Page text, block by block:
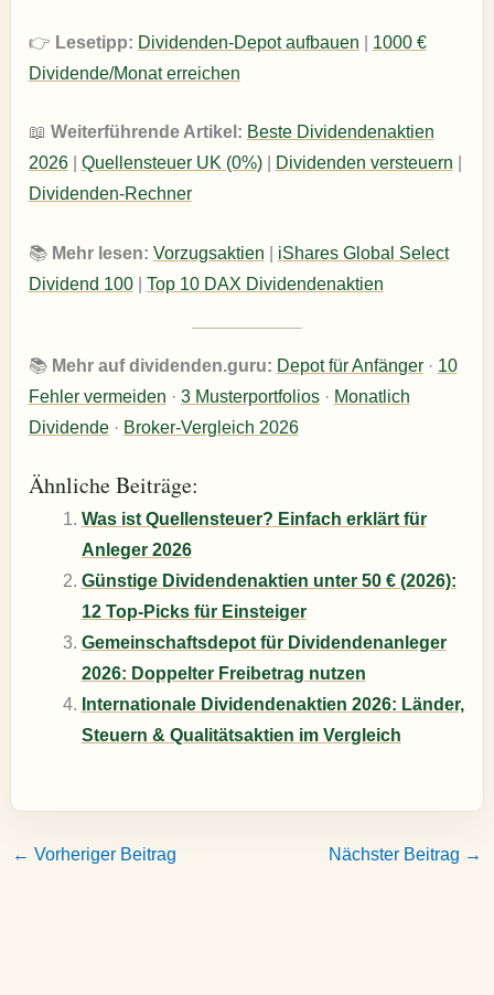
👉 Lesetipp: Dividenden-Depot aufbauen
1000 €
Dividende/Monat erreichen
📖 Weiterführende Artikel: Beste Dividendenaktien
2026| Quellensteuer UK (0%)| Dividenden versteuern
Dividenden-Rechner
📚 Mehr lesen: Vorzugsaktien
iShares Global Select
Dividend 100| Top 10 DAX Dividendenaktien
📚 Mehr auf dividenden.guru: Depot für Anfänger· 10
Fehler vermeiden · 3 Musterportfolios· Monatlich
Dividende· Broker-Vergleich 2026
Ähnliche Beiträge:
Was ist Quellensteuer? Einfach erklärt für
Anleger 2026
Günstige Dividendenaktien unter 50 € (2026):
12 Top-Picks für Einsteiger
Gemeinschaftsdepot für Dividendenanleger
2026: Doppelter Freibetrag nutzen
Internationale Dividendenaktien 2026: Länder,
Steuern & Qualitätsaktien im Vergleich
← Vorheriger Beitrag Nächster Beitrag →